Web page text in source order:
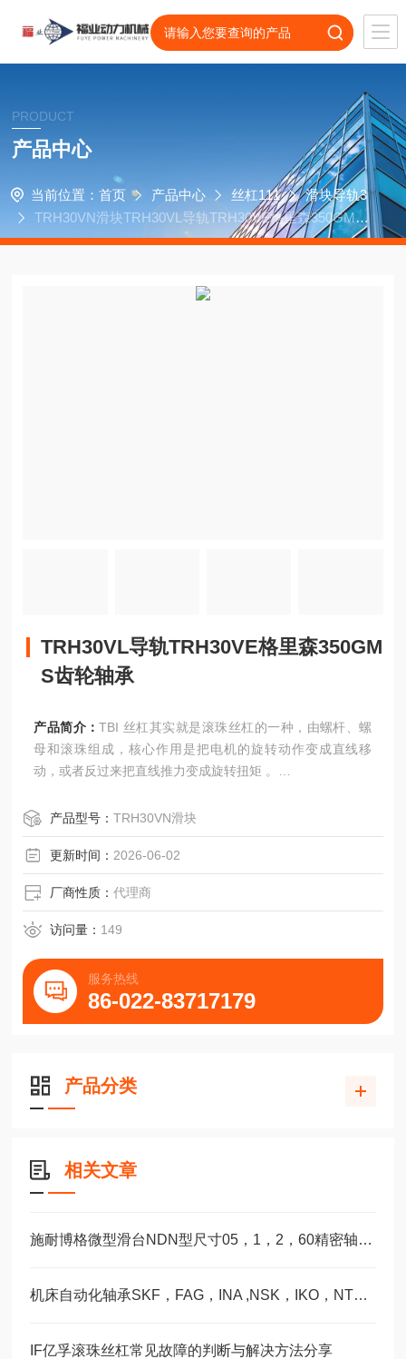
PRODUCT
产品中心
当前位置： 首页 产品中心 丝杠111
滑块导轨3
TRH30VN滑块TRH30VL导轨TRH30VE格里森350GMS
齿轮轴承
TRH30VL导轨TRH30VE格里森350GM
S齿轮轴承
产品简介：TBI 丝杠其实就是滚珠丝杠的一种，由螺杆、螺
母和滚珠组成，核心作用是把电机的旋转动作变成直线移
动，或者反过来把直线推力变成旋转扭矩 。
产品型号：TRH30VN滑块
更新时间： 2026-06-02
厂商性质：代理商
访问量： 149
服务热线
86-022-83717179
产品分类
相关文章
施耐博格微型滑台NDN型尺寸05，1，2，60精密轴承选型
机床自动化轴承SKF，FAG，INA ,NSK，IKO，NTN选型订购福业
IF亿孚滚珠丝杠常见故障的判断与解决方法分享